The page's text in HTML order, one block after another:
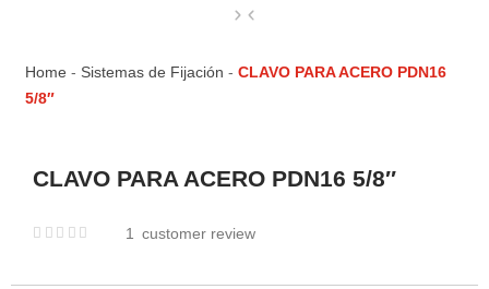
Home - Sistemas de Fijación -CLAVO PARA ACERO PDN16
5/8″
CLAVO PARA ACERO PDN16 5/8″
1 customer review